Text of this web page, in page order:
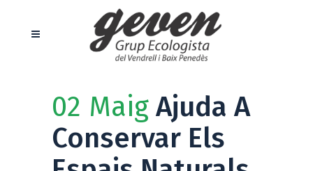
02 Maig Ajuda A
Conservar Els